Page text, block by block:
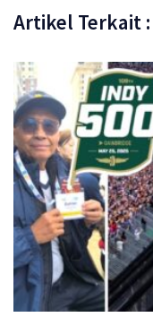
Artikel Terkait :